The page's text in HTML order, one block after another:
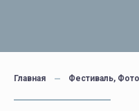
Главная Фестиваль, Фото